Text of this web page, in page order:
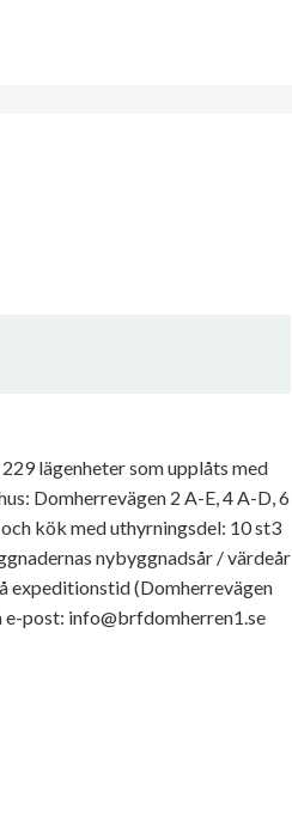
lägenheter som upplåts med
Domherrevägen 2 A-E, 4 A-D, 6
kök med uthyrningsdel: 10 st3
nybyggnadsår / värdeår
expeditionstid (Domherrevägen
e-post: info@brfdomherren1.se